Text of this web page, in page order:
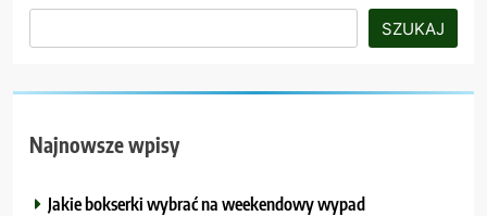
SZUKAJ
Najnowsze wpisy
Jakie bokserki wybrać na weekendowy wypad